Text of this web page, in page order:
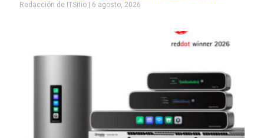
Redacción de ITSitio 6 agosto, 2026